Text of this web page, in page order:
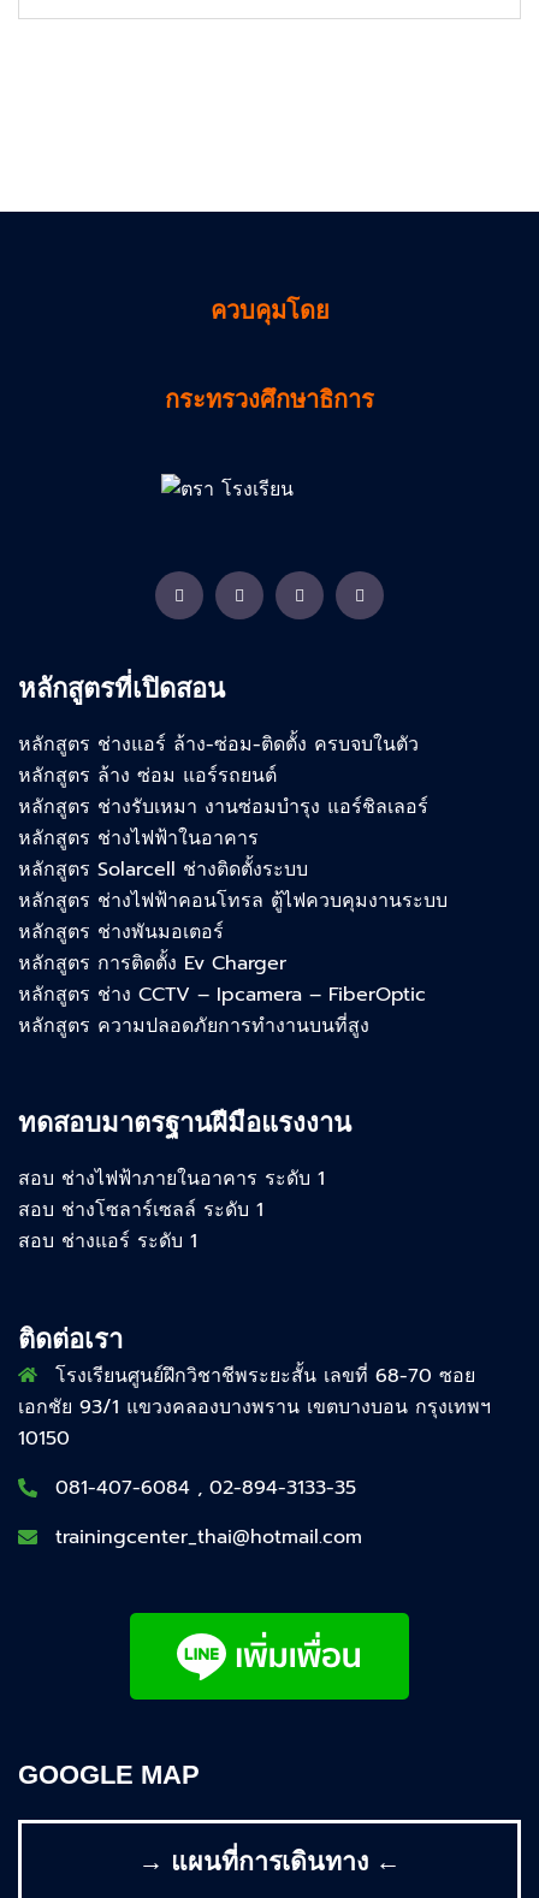
ควบคุมโดย
กระทรวงศึกษาธิการ
FacebookYouTubeTikTok Instagram
หลักสูตรที่เปิดสอน
หลักสูตร ช่างแอร์ ล้าง-ซ่อม-ติดตั้ง ครบจบในตัว
หลักสูตร ล้าง ซ่อม แอร์รถยนต์
หลักสูตร ช่างรับเหมา งานซ่อมบำรุง แอร์ชิลเลอร์
หลักสูตร ช่างไฟฟ้าในอาคาร
หลักสูตร Solarcell ช่างติดตั้งระบบ
หลักสูตร ช่างไฟฟ้าคอนโทรล ตู้ไฟควบคุมงานระบบ
หลักสูตร ช่างพันมอเตอร์
หลักสูตร การติดตั้ง Ev Charger
หลักสูตร ช่าง CCTV – Ipcamera – FiberOptic
หลักสูตร ความปลอดภัยการทำงานบนที่สูง
ทดสอบมาตรฐานฝีมือแรงงาน
สอบ ช่างไฟฟ้าภายในอาคาร ระดับ 1
สอบ ช่างโซลาร์เซลล์ ระดับ 1
สอบ ช่างแอร์ ระดับ 1
ติดต่อเรา
โรงเรียนศูนย์ฝึกวิชาชีพระยะสั้น เลขที่ 68-70 ซอย
เอกชัย 93/1 แขวงคลองบางพราน เขตบางบอน กรุงเทพฯ
10150
081-407-6084 , 02-894-3133-35
trainingcenter_thai@hotmail.com
GOOGLE MAP
→ แผนที่การเดินทาง ←